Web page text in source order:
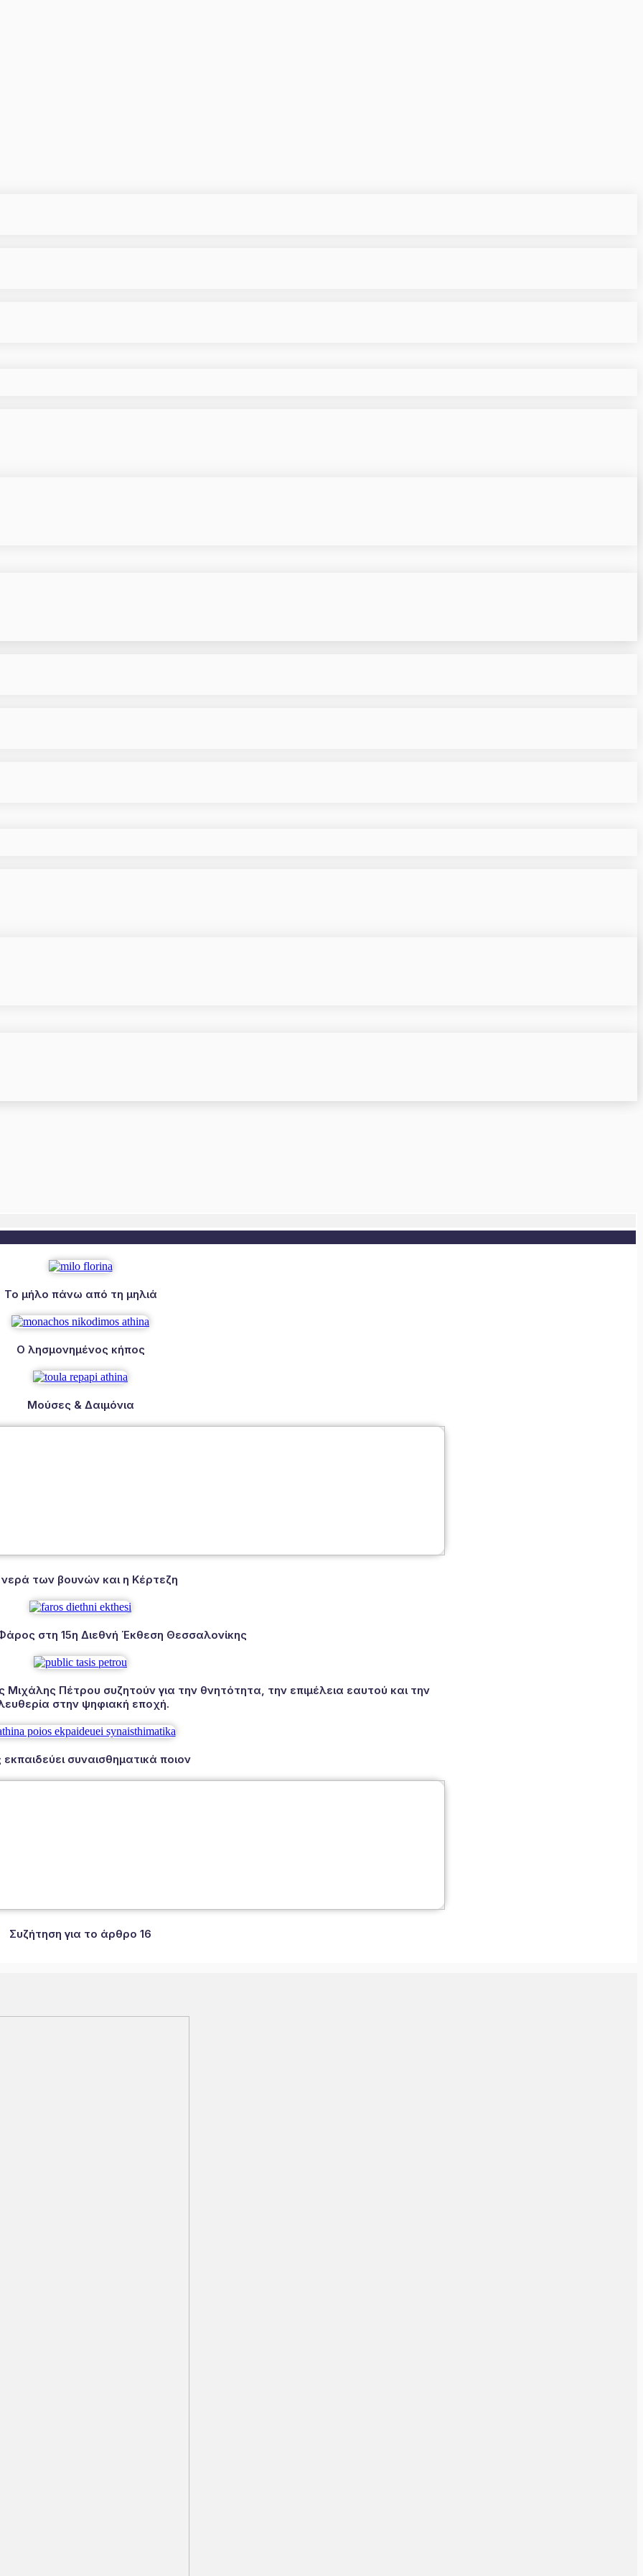
Το μήλο πάνω από τη μηλιά
Ο λησμονημένος κήπος
Μούσες & Δαιμόνια
των βουνών και η Κέρτεζη
στη 15η Διεθνή Έκθεση Θεσσαλονίκης
Πέτρου συζητούν για την θνητότητα, την επιμέλεια εαυτού και την
στην ψηφιακή εποχή.
εκπαιδεύει συναισθηματικά ποιον
Συζήτηση για το άρθρο 16